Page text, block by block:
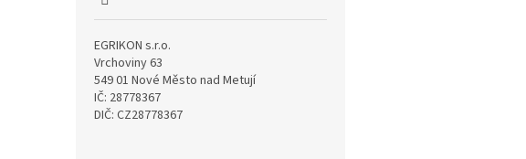
EGRIKON s.r.o.
Vrchoviny 63
549 01 Nové Město nad Metují
IČ: 28778367
DIČ: CZ28778367